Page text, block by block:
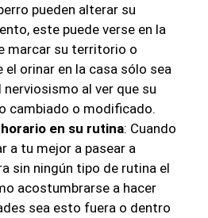
pueden alterar su
este puede verse en la
marcar su territorio o
el orinar en la casa sólo sea
al ver que su
cambiado o modificado.
en su rutina: Cuando
a tu mejor a pasear a
sin ningún tipo de rutina el
acostumbrarse a hacer
sea esto fuera o dentro